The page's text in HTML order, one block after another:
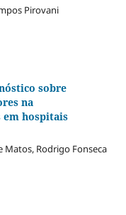
Pirovani
sobre
na
em hospitais
Matos, Rodrigo Fonseca